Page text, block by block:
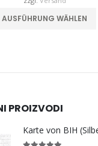
AUSFÜHRUNG WÄHLEN
PROIZVODI
Karte von BIH